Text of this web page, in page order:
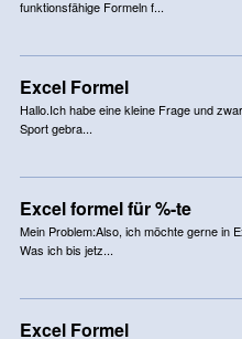
funktionsfähige Formeln f...
Excel Formel
Hallo.Ich habe eine kleine Frage und
Sport gebra...
Excel formel für %-te
Mein Problem:Also, ich möchte gerne in
Was ich bis jetz...
Excel Formel